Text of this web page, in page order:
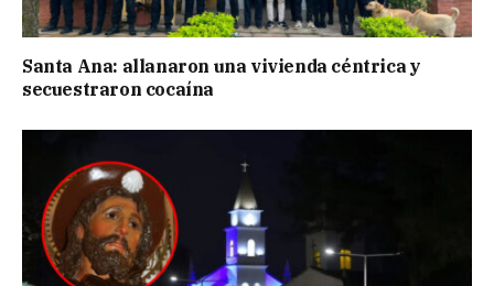
Santa Ana: allanaron una vivienda céntrica y
secuestraron cocaína